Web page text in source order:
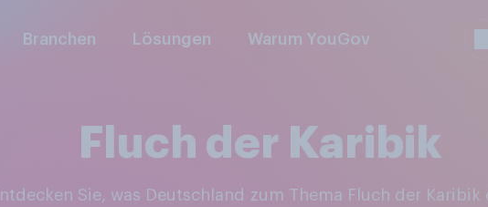
Branchen Lösungen Warum YouGov
Fluch der Karibik
Entdecken Sie, was Deutschland zum Thema Fluch der Karibik